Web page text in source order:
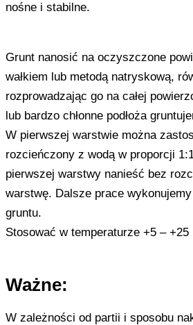
nośne i stabilne.
Grunt nanosić na oczyszczone
wałkiem lub metodą natryskową,
rozprowadzając go na całej
lub bardzo chłonne podłoża
W pierwszej warstwie można
rozcieńczony z wodą w proporcji
pierwszej warstwy nanieść bez
warstwę. Dalsze prace
gruntu.
Stosować w temperaturze +5 – +25
Ważne:
W zależności od partii i sposobu